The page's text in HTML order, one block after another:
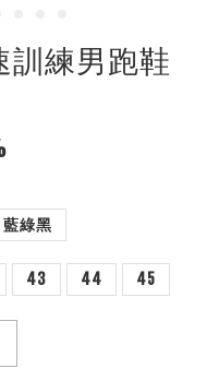
訓練男跑鞋
藍綠黑
43 44 45